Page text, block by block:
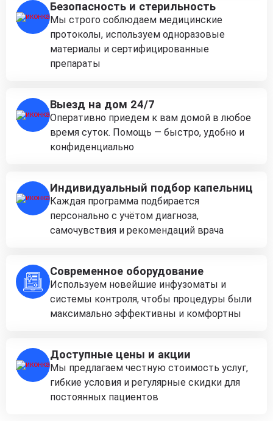
Безопасность и стерильность
Мы строго соблюдаем медицинские
протоколы, используем одноразовые
материалы и сертифицированные
препараты
Выезд на дом 24/7
Оперативно приедем к вам домой в любое
время суток. Помощь — быстро, удобно и
конфиденциально
Индивидуальный подбор капельниц
Каждая программа подбирается
персонально с учётом диагноза,
самочувствия и рекомендаций врача
Современное оборудование
Используем новейшие инфузоматы и
системы контроля, чтобы процедуры были
максимально эффективны и комфортны
Доступные цены и акции
Мы предлагаем честную стоимость услуг,
гибкие условия и регулярные скидки для
постоянных пациентов